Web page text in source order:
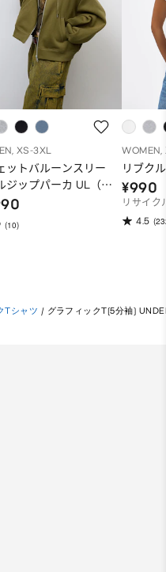
XS-3XL
ットバルーンスリー
ジップパーカ UL（ス
オーバーサイズフィ
(10)
WOMEN,
リブク
¥990
リサイク
4.5
Tシャツ / グラフィックT(5分袖)